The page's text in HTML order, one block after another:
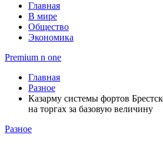
Главная
В мире
Общество
Экономика
Premium n one
Главная
Разное
Казарму системы фортов
на торгах за базовую величину
Разное